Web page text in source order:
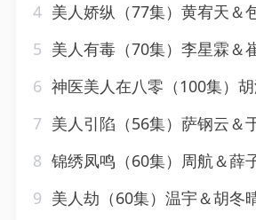
4 美人娇纵（77集）黄宥天＆
5 美人有毒（70集）李星霖＆
6 神医美人在八零（100集）
7 美人引陷（56集）萨钢云＆
8 锦绣凤鸣（60集）周航＆薛
9 美人劫（60集）温宇＆胡冬